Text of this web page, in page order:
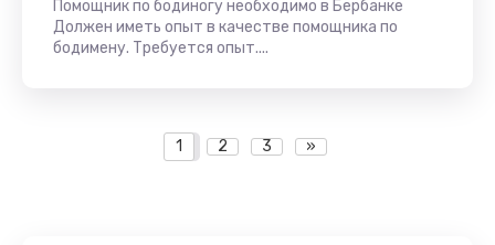
Помощник по бодиногу необходимо в Бербанке
Должен иметь опыт в качестве помощника по
бодимену. Требуется опыт....
1 2 3 »